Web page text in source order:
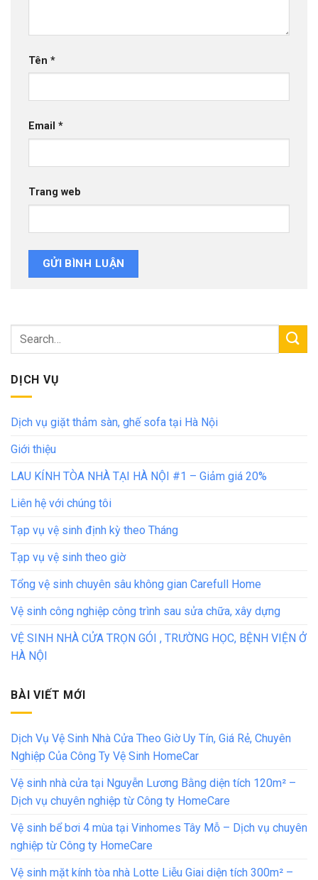
Tên *
Email *
Trang web
DỊCH VỤ
Dịch vụ giặt thảm sàn, ghế sofa tại Hà Nội
Giới thiệu
LAU KÍNH TÒA NHÀ TẠI HÀ NỘI #1 – Giảm giá 20%
Liên hệ với chúng tôi
Tạp vụ vệ sinh định kỳ theo Tháng
Tạp vụ vệ sinh theo giờ
Tổng vệ sinh chuyên sâu không gian Carefull Home
Vệ sinh công nghiệp công trình sau sửa chữa, xây dựng
VỆ SINH NHÀ CỬA TRỌN GÓI , TRƯỜNG HỌC, BỆNH VIỆN Ở
HÀ NỘI
BÀI VIẾT MỚI
Dịch Vụ Vệ Sinh Nhà Cửa Theo Giờ Uy Tín, Giá Rẻ, Chuyên
Nghiệp Của Công Ty Vệ Sinh HomeCar
Vệ sinh nhà cửa tại Nguyễn Lương Bằng diện tích 120m² –
Dịch vụ chuyên nghiệp từ Công ty HomeCare
Vệ sinh bể bơi 4 mùa tại Vinhomes Tây Mỗ – Dịch vụ chuyên
nghiệp từ Công ty HomeCare
Vệ sinh mặt kính tòa nhà Lotte Liễu Giai diện tích 300m² –